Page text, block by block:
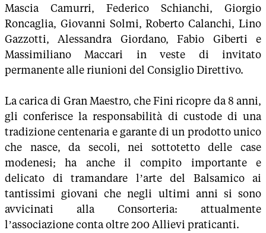
Mascia Camurri, Federico Schianchi, Giorgio
Roncaglia, Giovanni Solmi, Roberto Calanchi, Lino
Gazzotti, Alessandra Giordano, Fabio Giberti e
Massimiliano Maccari in veste di invitato
permanente alle riunioni del Consiglio Direttivo.
La carica di Gran Maestro, che Fini ricopre da 8 anni,
gli conferisce la responsabilità di custode di una
tradizione centenaria e garante di un prodotto unico
che nasce, da secoli, nei sottotetto delle case
modenesi; ha anche il compito importante e
delicato di tramandare l’arte del Balsamico ai
tantissimi giovani che negli ultimi anni si sono
avvicinati alla Consorteria: attualmente
l’associazione conta oltre 200 Allievi praticanti.